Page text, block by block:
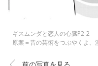
ギスムンダと恋人の心臓P2-2
原案＝昔の芸術をつぶやくよ、